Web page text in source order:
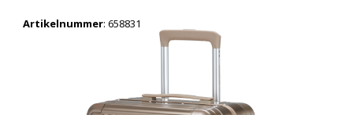
Artikelnummer: 658831